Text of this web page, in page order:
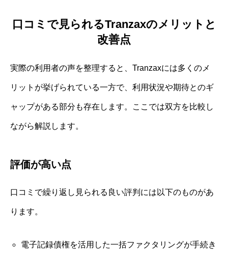
口コミで見られるTranzaxのメリットと
改善点
実際の利用者の声を整理すると、Tranzaxには多くのメ
リットが挙げられている一方で、利用状況や期待とのギ
ャップがある部分も存在します。ここでは双方を比較し
ながら解説します。
評価が高い点
口コミで繰り返し見られる良い評判には以下のものがあ
ります。
電子記録債権を活用した一括ファクタリングが手続き